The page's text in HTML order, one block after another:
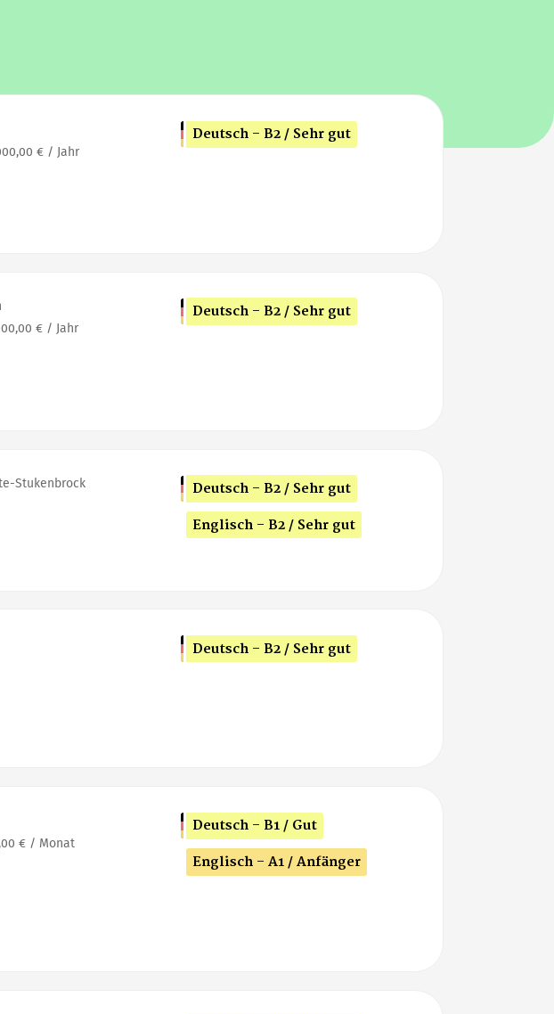
€ / Jahr
Deutsch - B2 / Sehr gut
€ / Jahr
Deutsch - B2 / Sehr gut
Stukenbrock
Deutsch - B2 / Sehr gut
Englisch - B2 / Sehr gut
Deutsch - B2 / Sehr gut
€ / Monat
Deutsch - B1 / Gut
Englisch - A1 / Anfänger